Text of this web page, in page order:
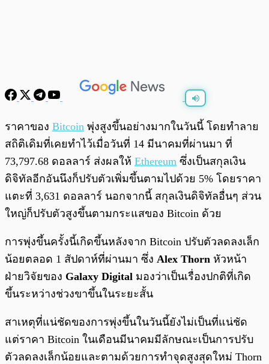
0:00 0:00
ราคาของ Bitcoin พุ่งสูงขึ้นอย่างมากในวันนี้ โดยทำลาย
สถิติเดิมที่เคยทำไว้เมื่อวันที่ 14 มีนาคมที่ผ่านมา ที่
73,797.68 ดอลลาร์ ส่งผลให้ Ethereum ซึ่งเป็นสกุลเงิน
ดิจิทัลอีกอันนึงก็ปรับตัวเพิ่มขึ้นตามไปด้วย 5% โดยราคา
แตะที่ 3,631 ดอลลาร์ นอกจากนี้ สกุลเงินดิจิทัลอื่นๆ ส่วน
ใหญ่ก็ปรับตัวสูงขึ้นตามกระแสของ Bitcoin ด้วย
การพุ่งขึ้นครั้งนี้เกิดขึ้นหลังจาก Bitcoin ปรับตัวลดลงเล็ก
น้อยตลอด 1 สัปดาห์ที่ผ่านมา ซึ่ง Alex Thorn หัวหน้า
ฝ่ายวิจัยของ Galaxy Digital มองว่าเป็นเรื่องปกติที่เกิด
ขึ้นระหว่างช่วงขาขึ้นในระยะสั้น
สาเหตุที่แน่ชัดของการพุ่งขึ้นในวันนี้ยังไม่เป็นที่แน่ชัด
แต่ราคา Bitcoin ในเดือนมีนาคมมีลักษณะเป็นการปรับ
ตัวลดลงเล็กน้อยและตามด้วยการทำจุดสูงสุดใหม่ Thorn